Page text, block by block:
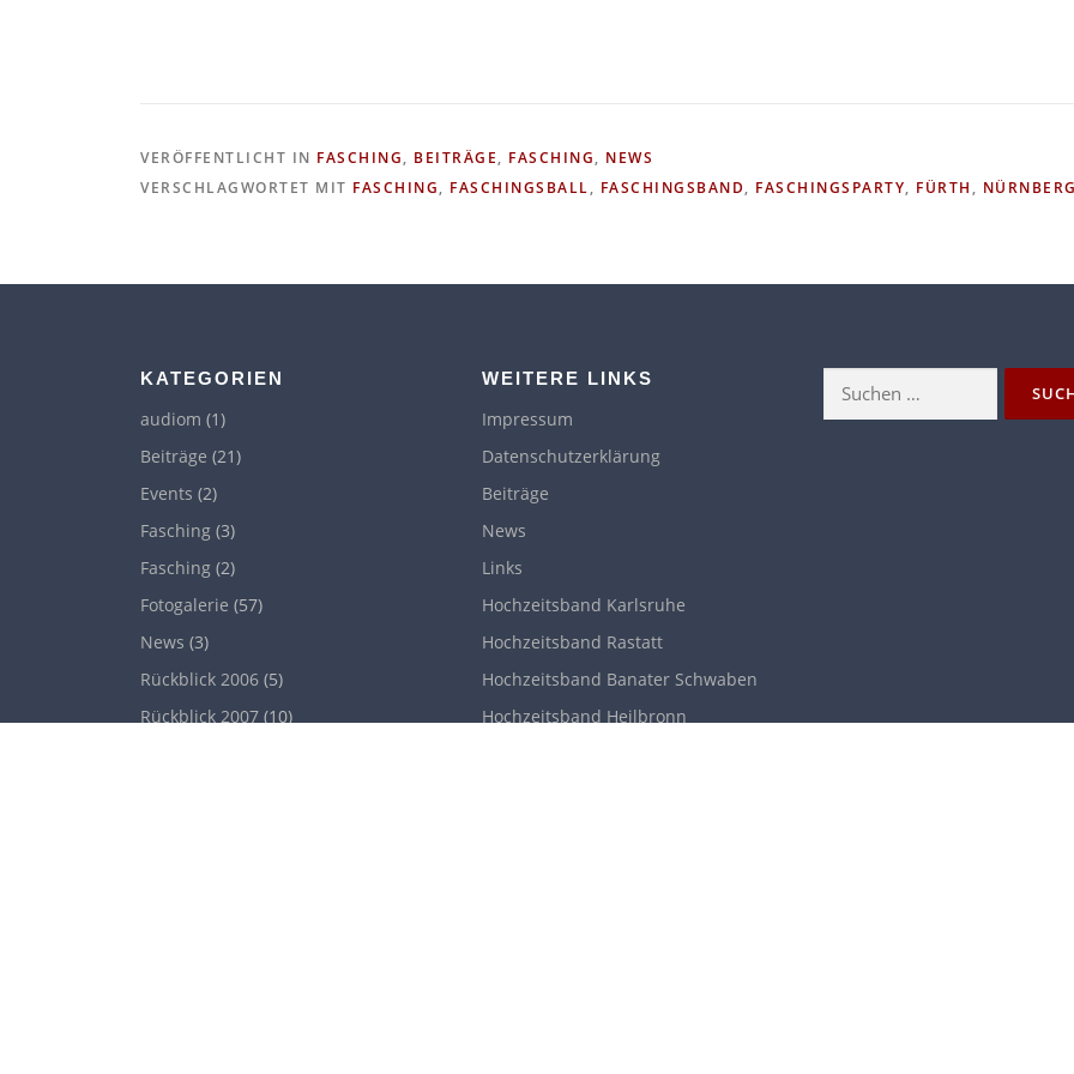
VERÖFFENTLICHT IN FASCHING, BEITRÄGE, FASCHING, NEWS
VERSCHLAGWORTET MIT FASCHING, FASCHINGSBALL, FASCHINGSBAND, FASCHINGSPARTY, FÜRTH ,
KATEGORIEN
audiom (1)
Beiträge (21)
Events (2)
Fasching (3)
Fasching (2)
Fotogalerie (57)
News (3)
Rückblick 2006 (5)
Rückblick 2007 (10)
WEITERE LINKS
Impressum
Datenschutzerklärung
Beiträge
News
Links
Hochzeitsband Karlsruhe
Hochzeitsband Rastatt
Hochzeitsband Banater Schwaben
Hochzeitsband Heilbronn
Suchen
nach: